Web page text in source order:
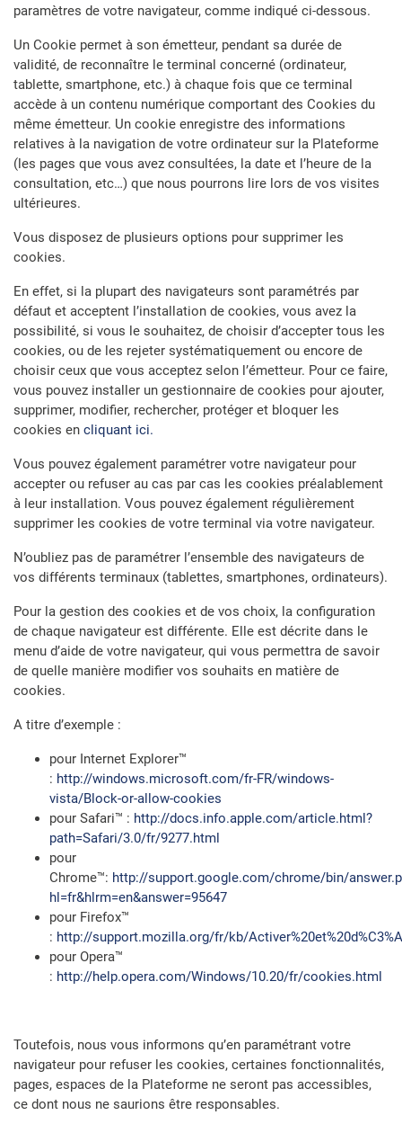
paramètres de votre navigateur, comme indiqué ci-dessous.
Un Cookie permet à son émetteur, pendant sa durée de
validité, de reconnaître le terminal concerné (ordinateur,
tablette, smartphone, etc.) à chaque fois que ce terminal
accède à un contenu numérique comportant des Cookies du
même émetteur. Un cookie enregistre des informations
relatives à la navigation de votre ordinateur sur la Plateforme
(les pages que vous avez consultées, la date et l’heure de la
consultation, etc…) que nous pourrons lire lors de vos visites
ultérieures.
Vous disposez de plusieurs options pour supprimer les
cookies.
En effet, si la plupart des navigateurs sont paramétrés par
défaut et acceptent l’installation de cookies, vous avez la
possibilité, si vous le souhaitez, de choisir d’accepter tous les
cookies, ou de les rejeter systématiquement ou encore de
choisir ceux que vous acceptez selon l’émetteur. Pour ce faire,
vous pouvez installer un gestionnaire de cookies pour ajouter,
supprimer, modifier, rechercher, protéger et bloquer les
cookies en cliquant ici.
Vous pouvez également paramétrer votre navigateur pour
accepter ou refuser au cas par cas les cookies préalablement
à leur installation. Vous pouvez également régulièrement
supprimer les cookies de votre terminal via votre navigateur.
N’oubliez pas de paramétrer l’ensemble des navigateurs de
vos différents terminaux (tablettes, smartphones, ordinateurs).
Pour la gestion des cookies et de vos choix, la configuration
de chaque navigateur est différente. Elle est décrite dans le
menu d’aide de votre navigateur, qui vous permettra de savoir
de quelle manière modifier vos souhaits en matière de
cookies.
A titre d’exemple :
pour Internet Explorer™
: http://windows.microsoft.com/fr-FR/windows-
vista/Block-or-allow-cookies
pour Safari™ : http://docs.info.apple.com/article.html?
path=Safari/3.0/fr/9277.html
pour
Chrome™: http://support.google.com/chrome/bin/
hl=fr&hlrm=en&answer=95647
pour Firefox™
: http://support.mozilla.org/fr/kb/
pour Opera™
: http://help.opera.com/Windows/10.20/fr/cookies.html
Toutefois, nous vous informons qu’en paramétrant votre
navigateur pour refuser les cookies, certaines fonctionnalités,
pages, espaces de la Plateforme ne seront pas accessibles,
ce dont nous ne saurions être responsables.